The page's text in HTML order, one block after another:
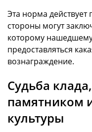
Эта норма
стороны могут
которому
предоставляться
вознаграждение.
Судьба
памятником
культуры